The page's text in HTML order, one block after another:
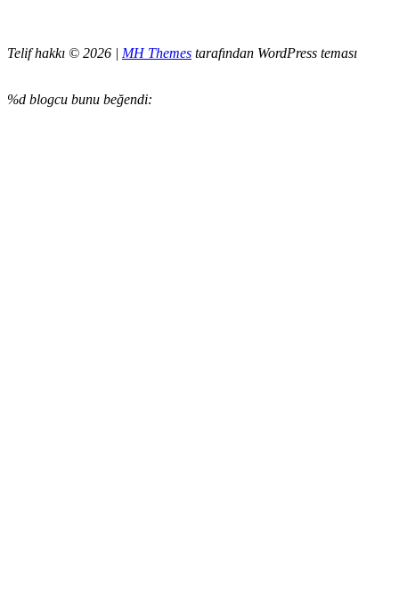
Telif hakkı © 2026 | MH Themes tarafından WordPress teması
%d blogcu bunu beğendi: